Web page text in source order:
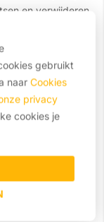
gebruikt
naar Cookies
privacy
cookies je
en verwijderen
maken is zowel
zijn
geldt ook
ruimte biedt
kopen met de
centimeter